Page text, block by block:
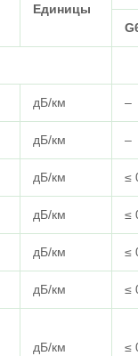
Единицы
дБ/км –
дБ/км –
дБ/км ≤
дБ/км ≤
дБ/км ≤
дБ/км ≤
дБ/км ≤